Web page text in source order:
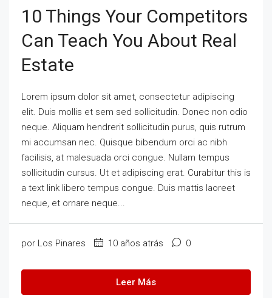
10 Things Your Competitors
Can Teach You About Real
Estate
Lorem ipsum dolor sit amet, consectetur adipiscing
elit. Duis mollis et sem sed sollicitudin. Donec non odio
neque. Aliquam hendrerit sollicitudin purus, quis rutrum
mi accumsan nec. Quisque bibendum orci ac nibh
facilisis, at malesuada orci congue. Nullam tempus
sollicitudin cursus. Ut et adipiscing erat. Curabitur this is
a text link libero tempus congue. Duis mattis laoreet
neque, et ornare neque...
por Los Pinares 10 años atrás 0
Leer Más